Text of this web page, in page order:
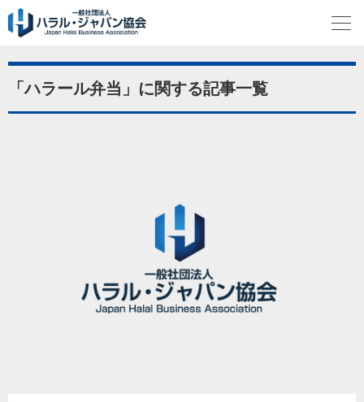
「ハラール弁当」に関する記事一覧